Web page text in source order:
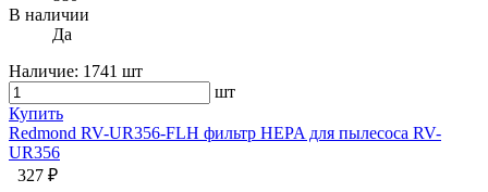
В наличии
Да
Наличие: 1741 шт
шт
Купить
Redmond RV-UR356-FLH фильтр HEPA для пылесоса RV-
UR356
327 ₽